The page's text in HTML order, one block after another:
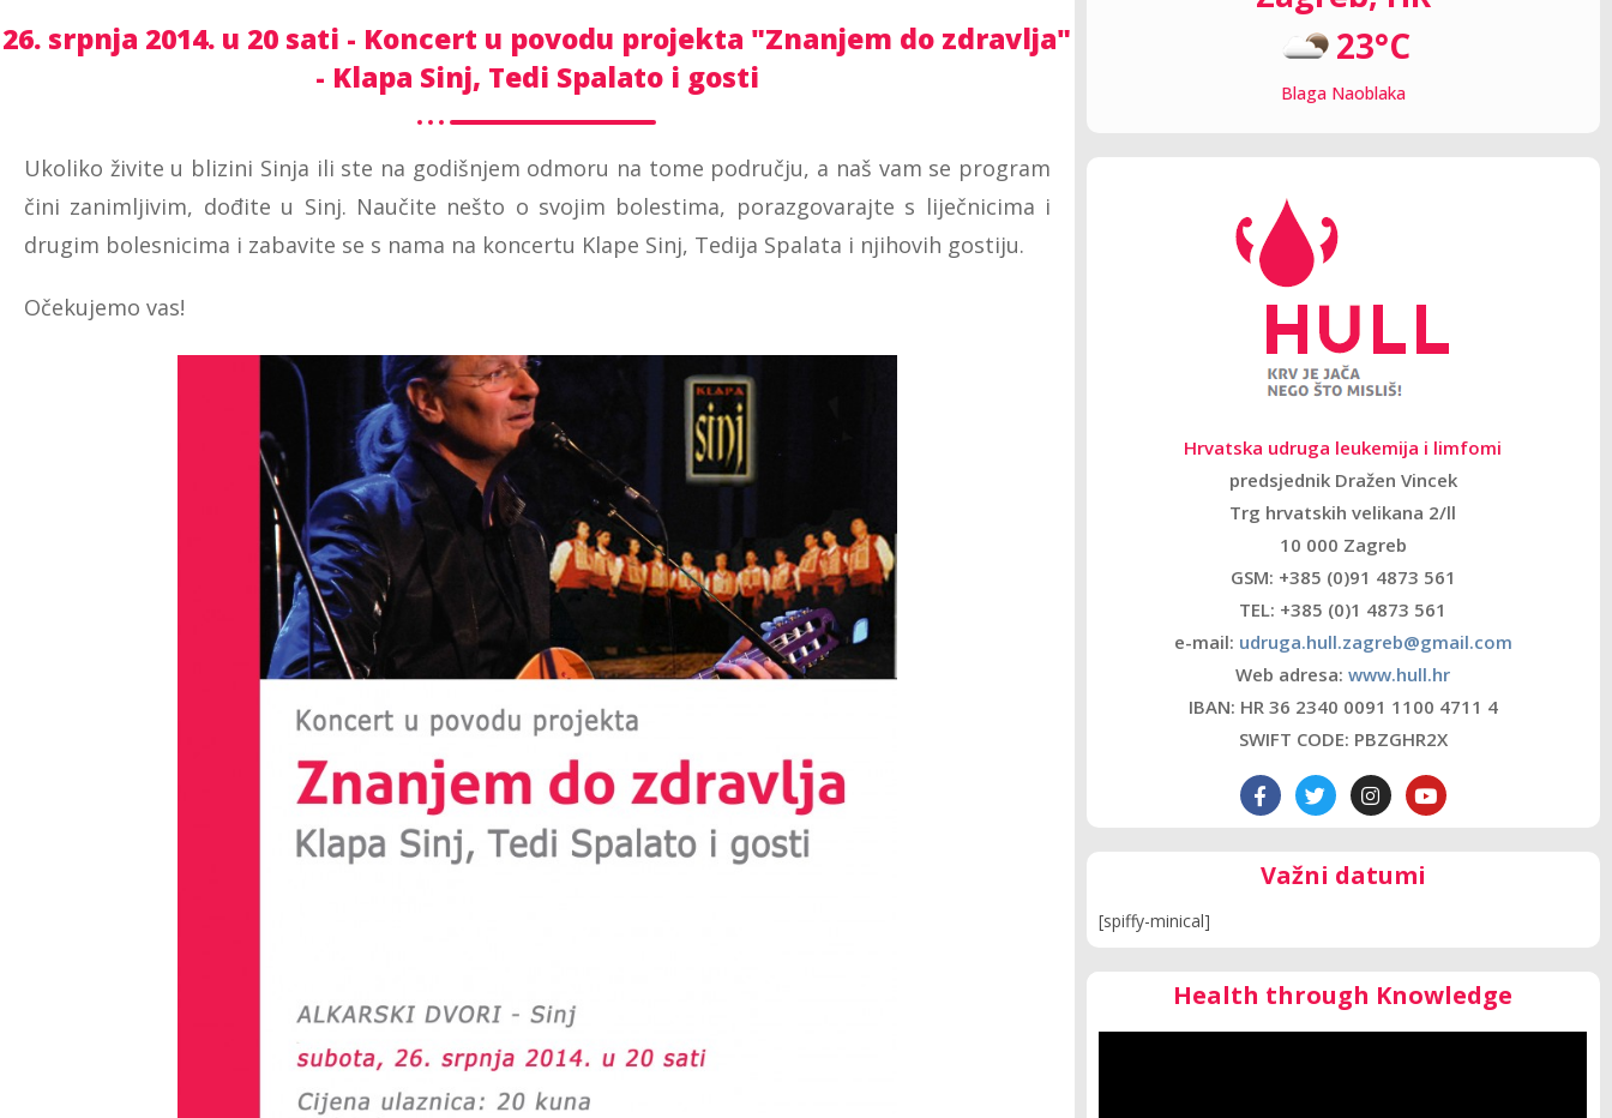
26. srpnja 2014. u 20 sati - Koncert u povodu projekta "Znanjem do zdravlja"
- Klapa Sinj, Tedi Spalato i gosti
Ukoliko živite u blizini Sinja ili ste na godišnjem odmoru na tome području, a naš vam se program
čini zanimljivim, dođite u Sinj. Naučite nešto o svojim bolestima, porazgovarajte s liječnicima i
drugim bolesnicima i zabavite se s nama na koncertu Klape Sinj, Tedija Spalata i njihovih gostiju.
Očekujemo vas!
23°C
Blaga Naoblaka
Hrvatska udruga leukemija i limfomi
predsjednik Dražen Vincek
Trg hrvatskih velikana 2/ll
10 000 Zagreb
GSM: +385 (0)91 4873 561
TEL: +385 (0)1 4873 561
e-mail: udruga.hull.zagreb@gmail.com
Web adresa:www.hull.hr
IBAN: HR 36 2340 0091 1100 4711 4
SWIFT CODE: PBZGHR2X
Važni datumi
[spiffy-minical]
Health through Knowledge